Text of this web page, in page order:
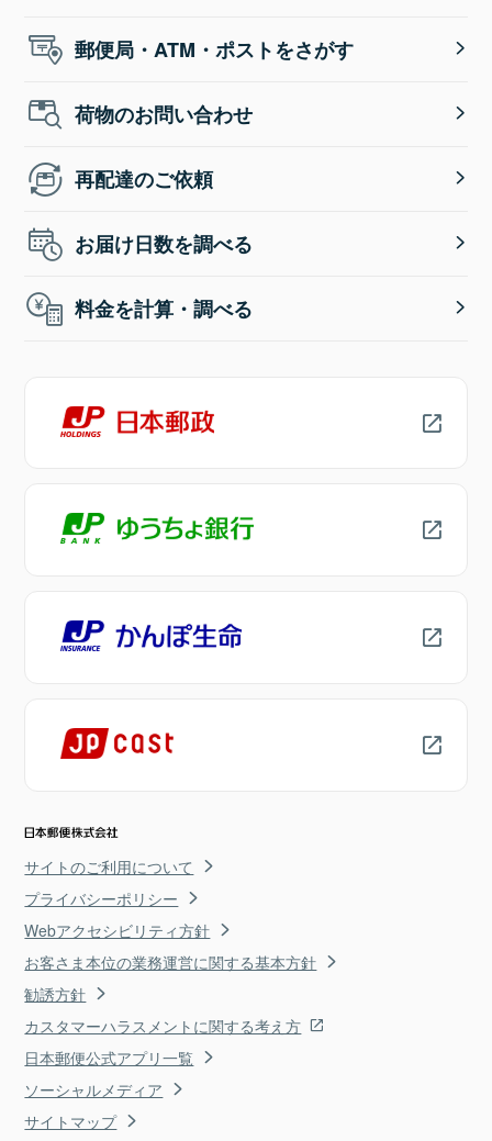
郵便局・ATM・ポストをさがす
荷物のお問い合わせ
再配達のご依頼
お届け日数を調べる
料金を計算・調べる
サイトのご利用について
プライバシーポリシー
Webアクセシビリティ方針
お客さま本位の業務運営に関する基本方針
勧誘方針
カスタマーハラスメントに関する考え方
日本郵便公式アプリ一覧
ソーシャルメディア
サイトマップ